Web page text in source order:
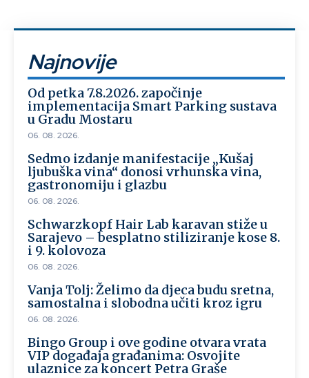
Najnovije
Od petka 7.8.2026. započinje
implementacija Smart Parking sustava
u Gradu Mostaru
06. 08. 2026.
Sedmo izdanje manifestacije „Kušaj
ljubuška vina“ donosi vrhunska vina,
gastronomiju i glazbu
06. 08. 2026.
Schwarzkopf Hair Lab karavan stiže u
Sarajevo – besplatno stiliziranje kose 8.
i 9. kolovoza
06. 08. 2026.
Vanja Tolj: Želimo da djeca budu sretna,
samostalna i slobodna učiti kroz igru
06. 08. 2026.
Bingo Group i ove godine otvara vrata
VIP događaja građanima: Osvojite
ulaznice za koncert Petra Graše